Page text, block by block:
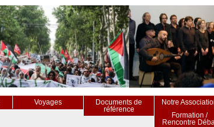
Voyages
Documents de
référence
Notre
Formation /
Rencontre